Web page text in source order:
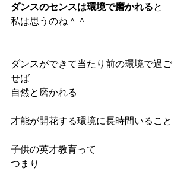
ダンスのセンスは環境で磨かれると
私は思うのね＾＾
ダンスができて当たり前の環境で過ご
せば
自然と磨かれる
才能が開花する環境に長時間いること
子供の英才教育って
つまり